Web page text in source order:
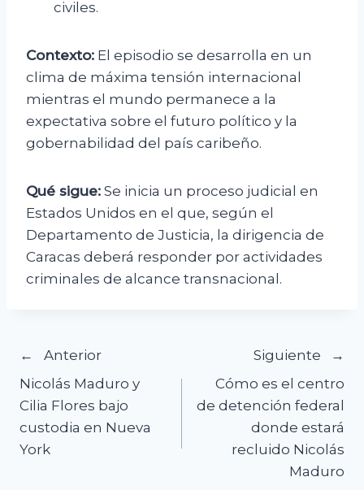
civiles.
Contexto: El episodio se desarrolla en un
clima de máxima tensión internacional
mientras el mundo permanece a la
expectativa sobre el futuro político y la
gobernabilidad del país caribeño.
Qué sigue: Se inicia un proceso judicial en
Estados Unidos en el que, según el
Departamento de Justicia, la dirigencia de
Caracas deberá responder por actividades
criminales de alcance transnacional.
Navegación
de
entradas
Anterior
Nicolás Maduro y
Cilia Flores bajo
custodia en Nueva
York
Siguiente
Cómo es el centro
de detención federal
donde estará
recluido Nicolás
Maduro